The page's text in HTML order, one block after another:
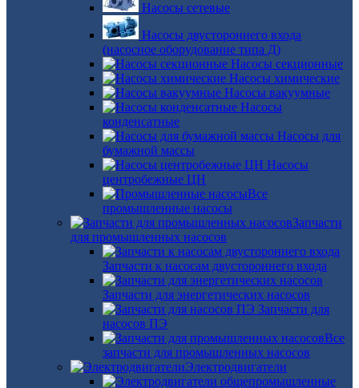
Насосы сетевые
Насосы двустороннего входа
(насосное оборудование типа Д)
Насосы секционные
Насосы химические
Насосы вакуумные
Насосы
конденсатные
Насосы для
бумажной массы
Насосы
центробежные ЦН
Все
промышленные насосы
Запчасти
для промышленных насосов
Запчасти к насосам двустороннего входа
Запчасти для энергетических насосов
Запчасти для
насосов ПЭ
Все
запчасти для промышленных насосов
Электродвигатели